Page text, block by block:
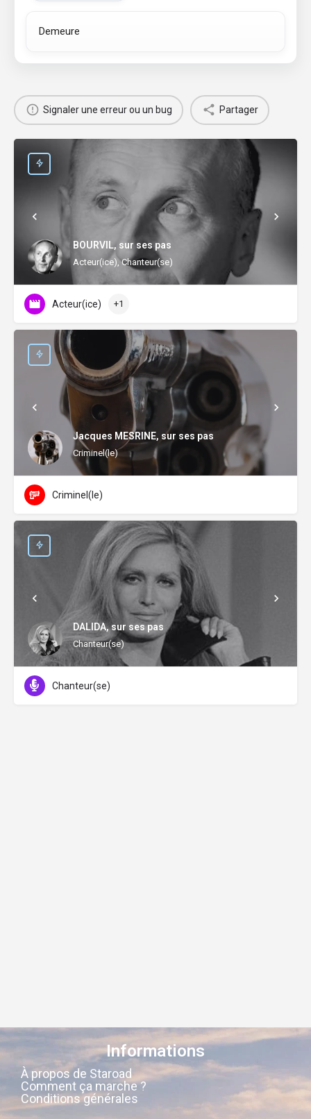
Demeure
Signaler une erreur ou un bug Partager
BOURVIL, sur ses pas
Acteur(ice), Chanteur(se)
Acteur(ice) +1
Jacques MESRINE, sur ses pas
Criminel(le)
Criminel(le)
DALIDA, sur ses pas
Chanteur(se)
Chanteur(se)
Informations
À propos de Staroad
Comment ça marche ?
Conditions générales